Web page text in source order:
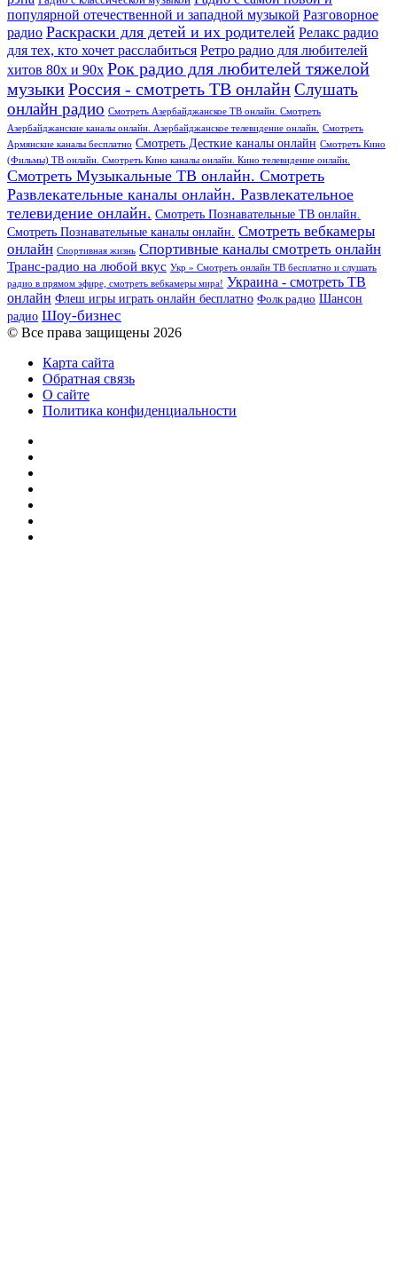
популярной отечественной и западной музыкой Разговорное
радио Раскраски для детей и их родителей Релакс радио
для тех, кто хочет расслабиться Ретро радио для любителей
хитов 80х и 90х Рок радио для любителей тяжелой
музыкиРоссия - смотреть ТВ онлайнСлушать
онлайн радио Смотреть Азербайджанское ТВ онлайн. Смотреть
Азербайджанские каналы онлайн. Азербайджанское телевидение онлайн.
Смотреть
Армянские каналы бесплатно Смотреть Десткие каналы онлайн Смотреть Кино
(Фильмы) ТВ онлайн. Смотреть Кино каналы онлайн. Кино телевидение онлайн.
Смотреть Музыкальные ТВ онлайн. Смотреть
Развлекательные каналы онлайн. Развлекательное
телевидение онлайн. Смотреть Познавательные ТВ онлайн.
Смотреть Познавательные каналы онлайн. Смотреть вебкамеры
онлайн Спортивная жизнь Спортивные каналы смотреть онлайн
Транс-радио на любой вкус Укр » Смотреть онлайн ТВ бесплатно и слушать
радио в прямом эфире, смотреть вебкамеры мира! Украина - смотреть ТВ
онлайн Флеш игры играть онлайн бесплатно Фолк радио Шансон
радио Шоу-бизнес
© Все права защищены 2026
Карта сайта
Обратная связь
О сайте
Политика конфиденциальности